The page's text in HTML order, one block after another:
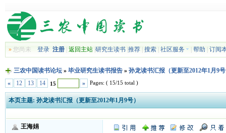
»您尚未 登录 注册| 返回主站| 研究生读书| 推荐| 搜索| 社区服务 帮助 订阅
三农中国读书论坛» 毕业研究生读书报告» 孙龙读书汇报（更新至2012年1月9
«
12 13 14 15 » Pages: ( 15/15 total )
本页主题: 孙龙读书汇报（更新至2012年1月9号）
王海娟